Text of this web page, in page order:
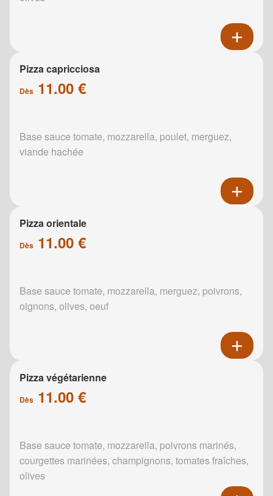
Pizza capricciosa
Dès 11.00 €
Base sauce tomate, mozzarella, poulet, merguez,
viande hachée
Pizza orientale
Dès 11.00 €
Base sauce tomate, mozzarella, merguez, poivrons,
oignons, olives, oeuf
Pizza végétarienne
Dès 11.00 €
Base sauce tomate, mozzarella, poivrons marinés,
courgettes marinées, champignons, tomates fraîches,
olives